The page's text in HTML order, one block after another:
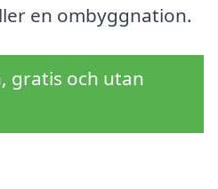
en ombyggnation.
gratis och utan